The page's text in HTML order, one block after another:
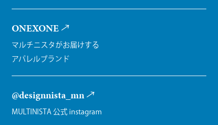
ONEXONE
マルチニスタがお届けする
アパレルブランド
@designnista_mn
MULTINISTA 公式 instagram